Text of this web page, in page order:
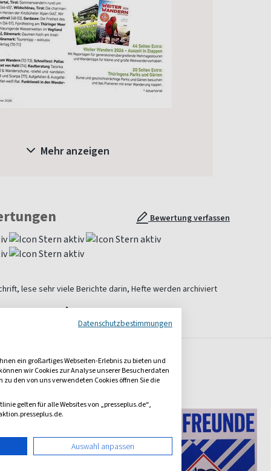
Mehr anzeigen
Bewertung verfassen
lese sehr viele Berichte darin, Hefte werden archiviert
anzeigen
Magazine
Datenschutzbestimmungen
ein großartiges Webseiten-Erlebnis zu bieten und
wir Cookies zur Analyse unserer Besucherdaten
den von uns verwendeten Cookies öffnen Sie die
gelten für alle Websites von „presseplus.de“,
Auswahl anpassen